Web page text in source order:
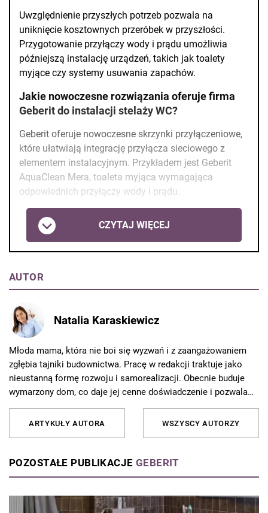
Uwzględnienie przyszłych potrzeb pozwala na
uniknięcie kosztownych przeróbek w przyszłości.
Przygotowanie przyłączy wody i prądu umożliwia
późniejszą instalację urządzeń, takich jak toalety
myjące czy systemy usuwania zapachów.
Jakie nowoczesne rozwiązania oferuje firma
Geberit do instalacji stelaży WC?
Geberit oferuje nowoczesne skrzynki przyłączeniowe,
które ułatwiają integrację przyłącza sieciowego z
elementem instalacyjnym. Przykładem jest Geberit
AquaClean Mera, toaleta myjąca wymagająca
odpowiednich przyłączy wody i prądu.
CZYTAJ WIĘCEJ
AUTOR
Natalia Karaskiewicz
Młoda mama, która nie boi się wyzwań i z zaangażowaniem
zgłębia tajniki budownictwa. Pracę w redakcji traktuje jako
nieustanną formę rozwoju i samorealizacji. Obecnie buduje
wymarzony dom, co daje jej cenne doświadczenie i pozwala
jeszcze lepiej rozumieć potrzeby czytelników. Od 10 lat
związana z Grupą AVT, gdzie redaguje artykuły i porady
zagadnienia w przystępny sposób. Poza pracą najchętniej
spędza czas z rodziną podczas weekendowych wycieczek.
ARTYKUŁY AUTORA WSZYSCY AUTORZY
POZOSTAŁE PUBLIKACJE GEBERIT